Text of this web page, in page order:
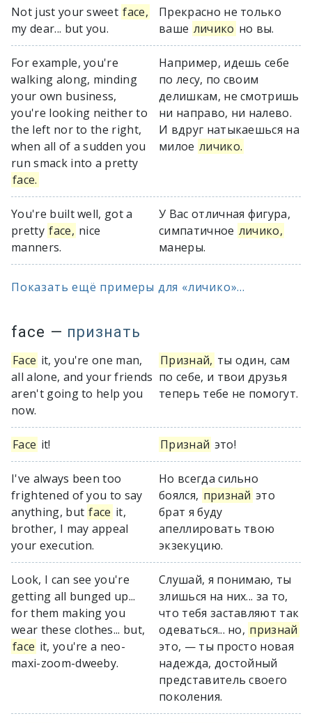
Not just your sweet face,
my dear... but you.
Прекрасно не только
ваше личико но вы.
For example, you're
walking along, minding
your own business,
you're looking neither to
the left nor to the right,
when all of a sudden you
run smack into a pretty
face.
Например, идешь себе
по лесу, по своим
делишкам, не смотришь
ни направо, ни налево.
И вдруг натыкаешься на
милое личико.
You're built well, got a
pretty face, nice
manners.
У Вас отличная фигура,
симпатичное личико,
манеры.
Показать ещё примеры для «личико»...
face — признать
Face it, you're one man,
all alone, and your friends
aren't going to help you
now.
Признай, ты один, сам
по себе, и твои друзья
теперь тебе не помогут.
Face it! Признай это!
I've always been too
frightened of you to say
anything, but face it,
brother, I may appeal
your execution.
Но всегда сильно
боялся, признай это
брат я буду
апеллировать твою
экзекуцию.
Look, I can see you're
getting all bunged up...
for them making you
wear these clothes... but,
face it, you're a neo-
maxi-zoom-dweeby.
Слушай, я понимаю, ты
злишься на них... за то,
что тебя заставляют так
одеваться... но, признай
это, — ты просто новая
надежда, достойный
представитель своего
поколения.